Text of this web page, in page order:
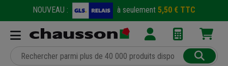
NOUVEAU : à seulement 5,50 € TTC